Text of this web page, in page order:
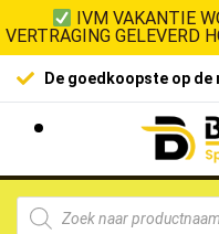
IVM VAKANTIE
VERTRAGING GELEVERD
De goedkoopste op de